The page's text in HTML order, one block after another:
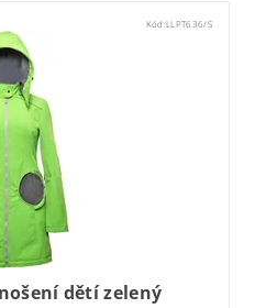
Kód:LLPT636/S
dětí zelený